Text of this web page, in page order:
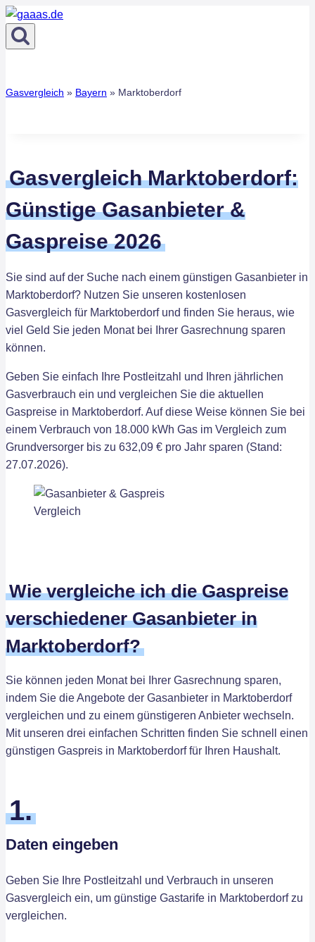
Zum
Inhalt
springen
Gasvergleich » Bayern » Marktoberdorf
Gasvergleich Marktoberdorf:
Günstige Gasanbieter &
Gaspreise 2026
Sie sind auf der Suche nach einem günstigen Gasanbieter in
Marktoberdorf? Nutzen Sie unseren kostenlosen
Gasvergleich für Marktoberdorf und finden Sie heraus, wie
viel Geld Sie jeden Monat bei Ihrer Gasrechnung sparen
können.
Geben Sie einfach Ihre Postleitzahl und Ihren jährlichen
Gasverbrauch ein und vergleichen Sie die aktuellen
Gaspreise in Marktoberdorf. Auf diese Weise können Sie bei
einem Verbrauch von 18.000 kWh Gas im Vergleich zum
Grundversorger bis zu 632,09 € pro Jahr sparen (Stand:
27.07.2026).
Wie vergleiche ich die Gaspreise
verschiedener Gasanbieter in
Marktoberdorf?
Sie können jeden Monat bei Ihrer Gasrechnung sparen,
indem Sie die Angebote der Gasanbieter in Marktoberdorf
vergleichen und zu einem günstigeren Anbieter wechseln.
Mit unseren drei einfachen Schritten finden Sie schnell einen
günstigen Gaspreis in Marktoberdorf für Ihren Haushalt.
1.
Daten eingeben
Geben Sie Ihre Postleitzahl und Verbrauch in unseren
Gasvergleich ein, um günstige Gastarife in Marktoberdorf zu
vergleichen.